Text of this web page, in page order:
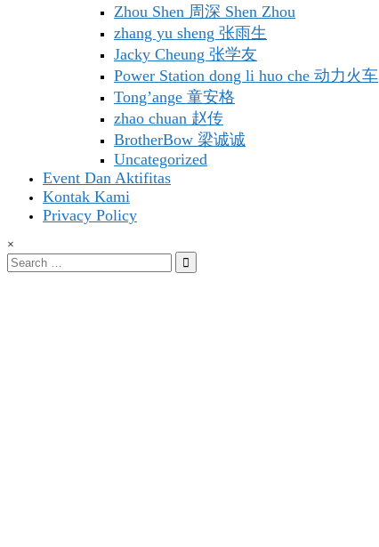
Zhou Shen 周深 Shen Zhou
zhang yu sheng 张雨生
Jacky Cheung 张学友
Power Station dong li huo che 动力火车
Tong’ange 童安格
zhao chuan 赵传
BrotherBow 梁诚诚
Uncategorized
Event Dan Aktifitas
Kontak Kami
Privacy Policy
×
Search
for: